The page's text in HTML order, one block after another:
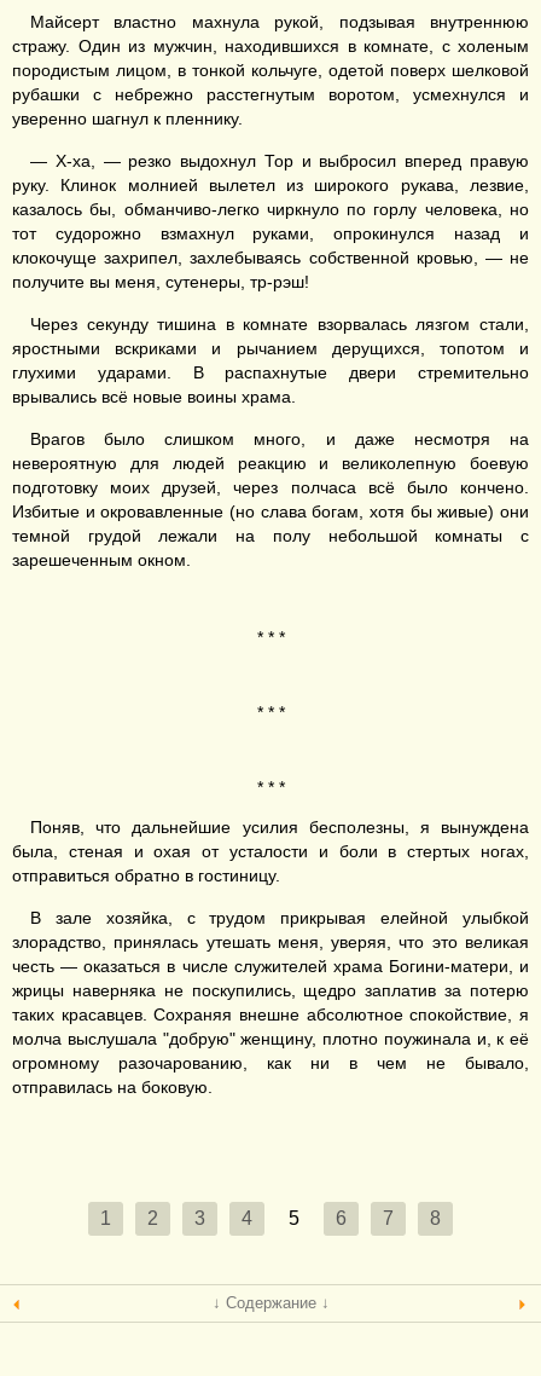
Майсерт властно махнула рукой, подзывая внутреннюю
стражу. Один из мужчин, находившихся в комнате, с холеным
породистым лицом, в тонкой кольчуге, одетой поверх шелковой
рубашки с небрежно расстегнутым воротом, усмехнулся и
уверенно шагнул к пленнику.
— Х-ха, — резко выдохнул Тор и выбросил вперед правую
руку. Клинок молнией вылетел из широкого рукава, лезвие,
казалось бы, обманчиво-легко чиркнуло по горлу человека, но
тот судорожно взмахнул руками, опрокинулся назад и
клокочуще захрипел, захлебываясь собственной кровью, — не
получите вы меня, сутенеры, тр-рэш!
Через секунду тишина в комнате взорвалась лязгом стали,
яростными вскриками и рычанием дерущихся, топотом и
глухими ударами. В распахнутые двери стремительно
врывались всё новые воины храма.
Врагов было слишком много, и даже несмотря на
невероятную для людей реакцию и великолепную боевую
подготовку моих друзей, через полчаса всё было кончено.
Избитые и окровавленные (но слава богам, хотя бы живые) они
темной грудой лежали на полу небольшой комнаты с
зарешеченным окном.
* * *
* * *
* * *
Поняв, что дальнейшие усилия бесполезны, я вынуждена
была, стеная и охая от усталости и боли в стертых ногах,
отправиться обратно в гостиницу.
В зале хозяйка, с трудом прикрывая елейной улыбкой
злорадство, принялась утешать меня, уверяя, что это великая
честь — оказаться в числе служителей храма Богини-матери, и
жрицы наверняка не поскупились, щедро заплатив за потерю
таких красавцев. Сохраняя внешне абсолютное спокойствие, я
молча выслушала "добрую" женщину, плотно поужинала и, к её
огромному разочарованию, как ни в чем не бывало,
отправилась на боковую.
1 2 3 4 5 6 7 8
↓ Содержание ↓